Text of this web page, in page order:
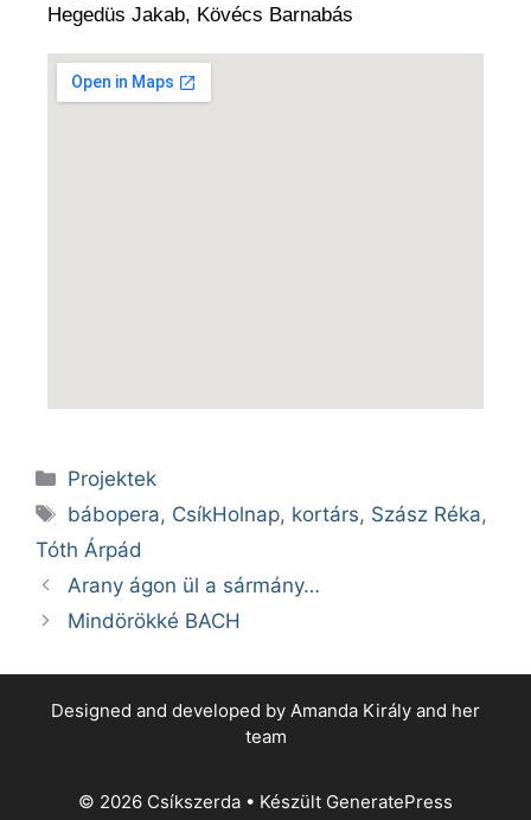
Hegedüs Jakab, Kövécs Barnabás
Projektek
bábopera, CsíkHolnap, kortárs, Szász Réka,
Tóth Árpád
Arany ágon ül a sármány…
Mindörökké BACH
Designed and developed by Amanda Király and her
team
© 2026 Csíkszerda • Készült GeneratePress